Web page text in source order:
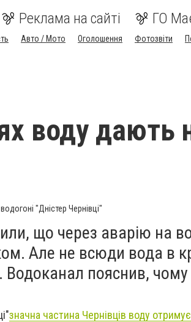
Реклама на сайті ГО
Авто / Мото Оголошення Фотозвіти
воду дають
"Дністер Чернівці"
що через аварію на
Але не всюди вода в
Водоканал пояснив,
значна частина Чернівців воду